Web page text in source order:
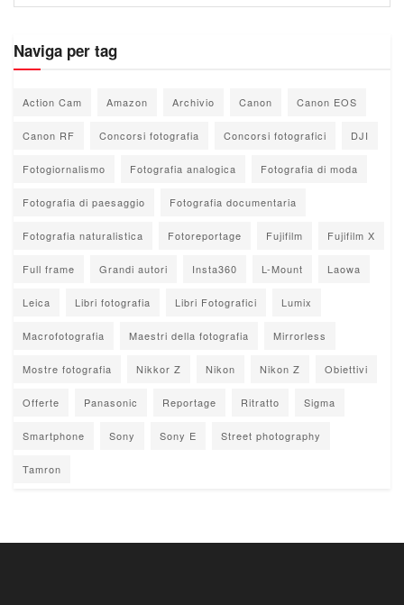
Naviga per tag
Action Cam Amazon Archivio Canon Canon EOS
Canon RF Concorsi fotografia Concorsi fotografici DJI
Fotogiornalismo Fotografia analogica Fotografia di moda
Fotografia di paesaggio Fotografia documentaria
Fotografia naturalistica Fotoreportage Fujifilm Fujifilm X
Full frame Grandi autori Insta360 L-Mount Laowa
Leica Libri fotografia Libri Fotografici Lumix
Macrofotografia Maestri della fotografia Mirrorless
Mostre fotografia Nikkor Z Nikon Nikon Z Obiettivi
Offerte Panasonic Reportage Ritratto Sigma
Smartphone Sony Sony E Street photography
Tamron